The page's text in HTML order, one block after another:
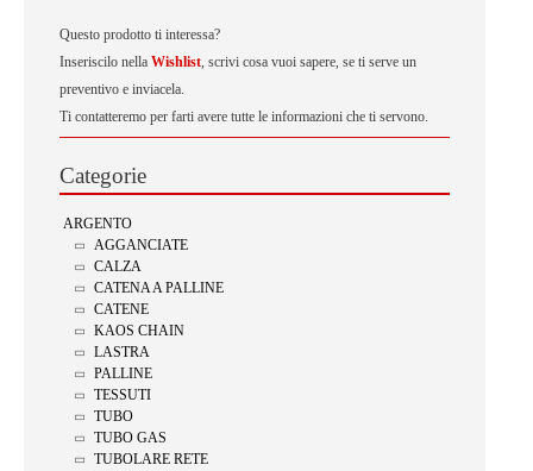
Questo prodotto ti interessa?
Inseriscilo nella Wishlist, scrivi cosa vuoi sapere, se ti serve un
preventivo e inviacela.
Ti contatteremo per farti avere tutte le informazioni che ti servono.
Categorie
ARGENTO
AGGANCIATE
CALZA
CATENA A PALLINE
CATENE
KAOS CHAIN
LASTRA
PALLINE
TESSUTI
TUBO
TUBO GAS
TUBOLARE RETE